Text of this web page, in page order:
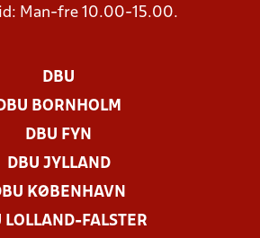
Man-fre 10.00-15.00.
DBU
DBU BORNHOLM
DBU FYN
DBU JYLLAND
KØBENHAVN
LOLLAND-FALSTER